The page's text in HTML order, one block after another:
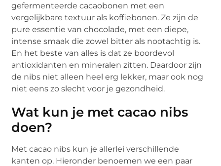
gefermenteerde cacaobonen met een
vergelijkbare textuur als koffiebonen. Ze zijn de
pure essentie van chocolade, met een diepe,
intense smaak die zowel bitter als nootachtig is.
En het beste van alles is dat ze boordevol
antioxidanten en mineralen zitten. Daardoor zijn
de nibs niet alleen heel erg lekker, maar ook nog
niet eens zo slecht voor je gezondheid.
Wat kun je met cacao nibs
doen?
Met cacao nibs kun je allerlei verschillende
kanten op. Hieronder benoemen we een paar